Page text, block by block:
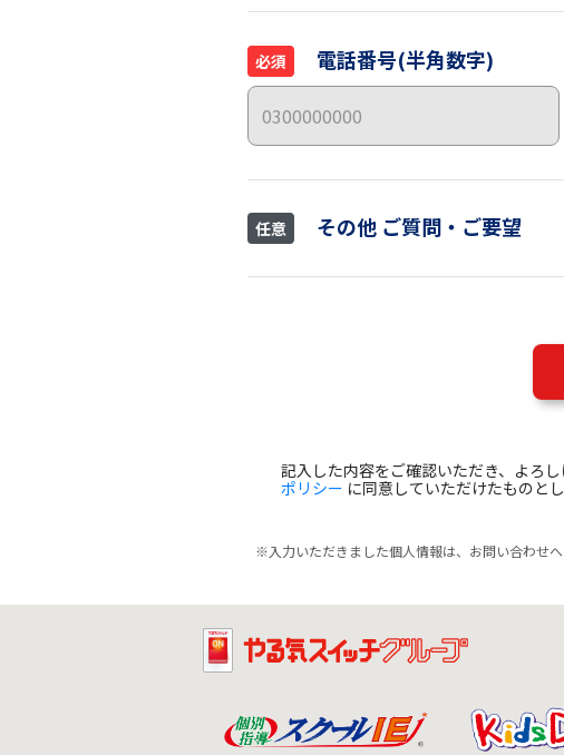
必須 電話番号(半角数字)
任意 その他 ご質問・ご要望
記入した内容をご確認いただき、よろ
ポリシー に同意していただけたものとし
※入力いただきました個人情報は、お問い合わせ